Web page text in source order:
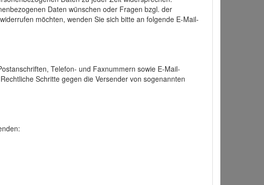
Daten wünschen oder Fragen bzgl. der
möchten, wenden Sie sich bitte an folgende E-Mail-
Telefon- und Faxnummern sowie E-Mail-
Schritte gegen die Versender von sogenannten